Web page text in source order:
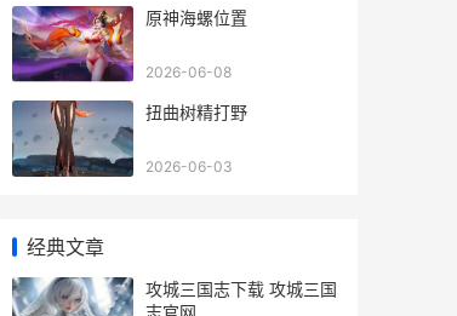
原神海螺位置
2026-06-08
扭曲树精打野
2026-06-03
经典文章
攻城三国志下载 攻城三国
志官网